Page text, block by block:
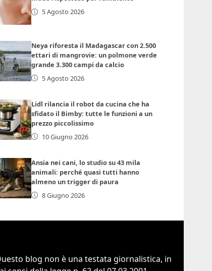
5 Agosto 2026
Neya riforesta il Madagascar con 2.500
ettari di mangrovie: un polmone verde
grande 3.300 campi da calcio
5 Agosto 2026
Lidl rilancia il robot da cucina che ha
sfidato il Bimby: tutte le funzioni a un
prezzo piccolissimo
10 Giugno 2026
Ansia nei cani, lo studio su 43 mila
animali: perché quasi tutti hanno
almeno un trigger di paura
8 Giugno 2026
blog non è una testata giornalistica, in